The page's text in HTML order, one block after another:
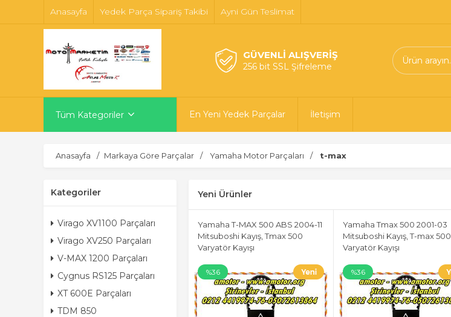
Anasayfa Yedek Parça Sipariş Takibi Ayni Gün Teslimat
GÜVENLİ ALIŞVERİŞ
256 bit SSL Şifreleme
Tüm Kategoriler En Yeni Yedek Parçalar İletişim
Anasayfa Markaya Göre Parçalar Yamaha Motor Parçaları t-max
Kategoriler
Virago XV1100 Parçaları
Virago XV250 Parçaları
V-MAX 1200 Parçaları
Cygnus RS125 Parçaları
XT 600E Parçaları
TDM 850
Yeni Ürünler
Yamaha T-MAX 500 ABS 2004-11
Mitsuboshi Kayış, Tmax 500
Varyatör Kayışı
%36
Yamaha Tmax 500 2001-03
Mitsuboshi Kayış, T-max 500
Varyatör Kayışı
%36